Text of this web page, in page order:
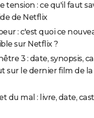
tension : ce qu'il faut
de Netflix
: c'est quoi ce
sur Netflix ?
3 : date, synopsis,
sur le dernier film de
du mal : livre, date,